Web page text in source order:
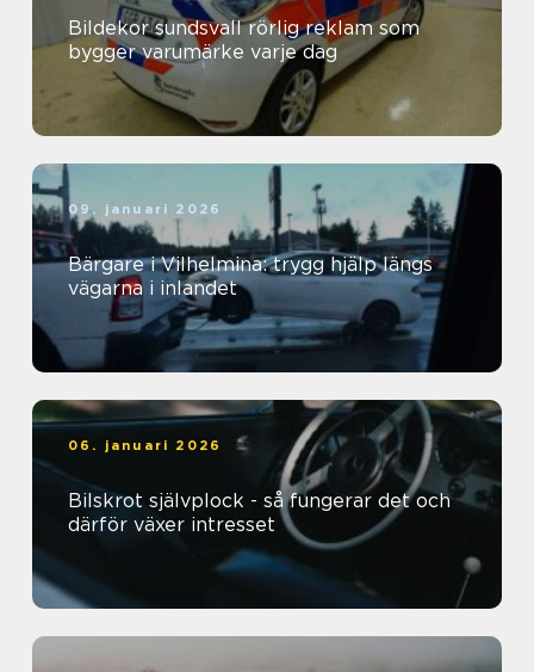
Bildekor sundsvall rörlig reklam som
bygger varumärke varje dag
09. januari 2026
Bärgare i Vilhelmina: trygg hjälp längs
vägarna i inlandet
06. januari 2026
Bilskrot självplock - så fungerar det och
därför växer intresset